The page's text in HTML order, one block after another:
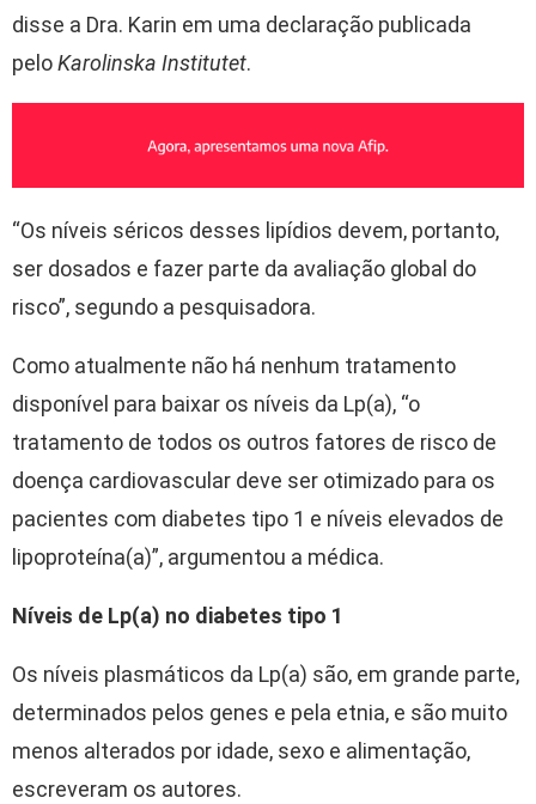
disse a Dra. Karin em uma declaração publicada
peloKarolinska Institutet.
“Os níveis séricos desses lipídios devem, portanto,
ser dosados e fazer parte da avaliação global do
risco”, segundo a pesquisadora.
Como atualmente não há nenhum tratamento
disponível para baixar os níveis da Lp(a), “o
tratamento de todos os outros fatores de risco de
doença cardiovascular deve ser otimizado para os
pacientes com diabetes tipo 1 e níveis elevados de
lipoproteína(a)”, argumentou a médica.
Níveis de Lp(a) no diabetes tipo 1
Os níveis plasmáticos da Lp(a) são, em grande parte,
determinados pelos genes e pela etnia, e são muito
menos alterados por idade, sexo e alimentação,
escreveram os autores.